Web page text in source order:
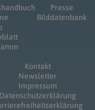
Presse
Bilddatenbank
Kontakt
Newsletter
Impressum
Datenschutzerklärung